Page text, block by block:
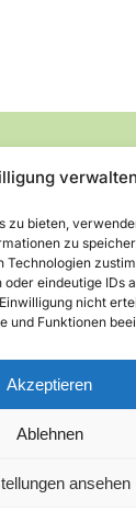
zu bieten,
zu
Technologien
eindeutige IDs
nicht
und Funktionen
Akzeptieren
Ablehnen
ansehen
Leckerlife
– gesund
Kontakt